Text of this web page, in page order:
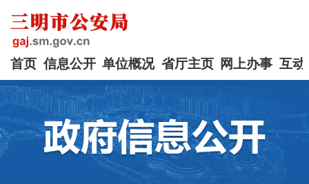
首页 信息公开 单位概况 省厅主页 网上办事 互动